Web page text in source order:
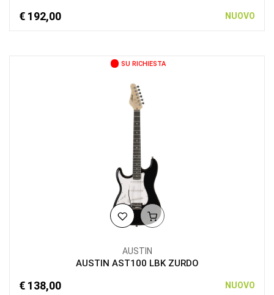
€ 192,00 NUOVO
SU RICHIESTA
AUSTIN
AUSTIN AST100 LBK ZURDO
€ 138,00 NUOVO